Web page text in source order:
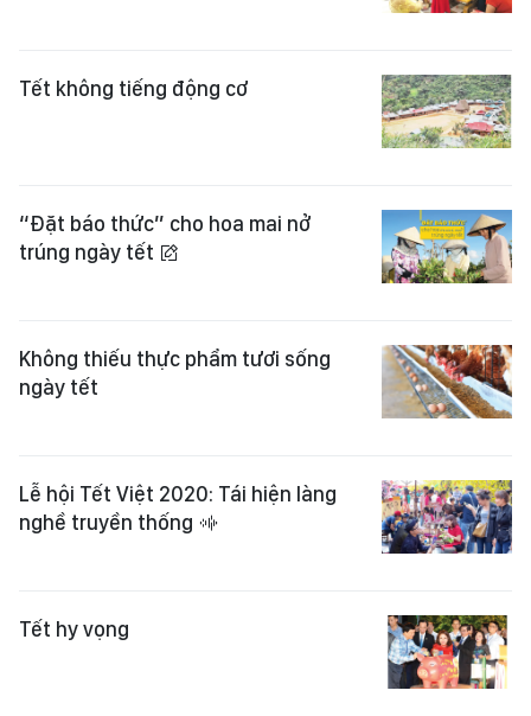
Tết không tiếng động cơ
“Đặt báo thức” cho hoa mai nở
trúng ngày tết
Không thiếu thực phẩm tươi sống
ngày tết
Lễ hội Tết Việt 2020: Tái hiện làng
nghề truyền thống
Tết hy vọng